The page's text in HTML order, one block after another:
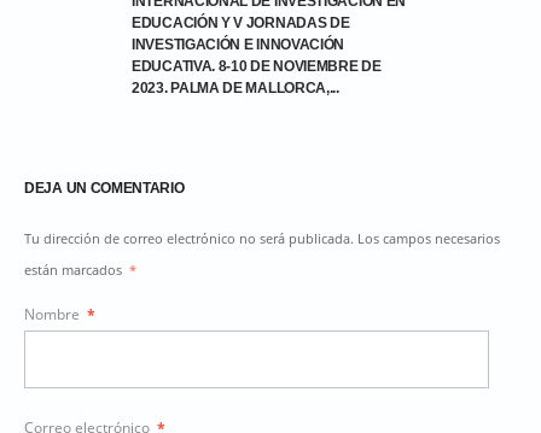
EDUCACIÓN Y V JORNADAS DE
INVESTIGACIÓN E INNOVACIÓN
EDUCATIVA. 8-10 DE NOVIEMBRE DE
2023. PALMA DE MALLORCA,...
DEJA UN COMENTARIO
Tu dirección de correo electrónico no será publicada. Los campos necesarios
están marcados *
Nombre *
Correo electrónico *